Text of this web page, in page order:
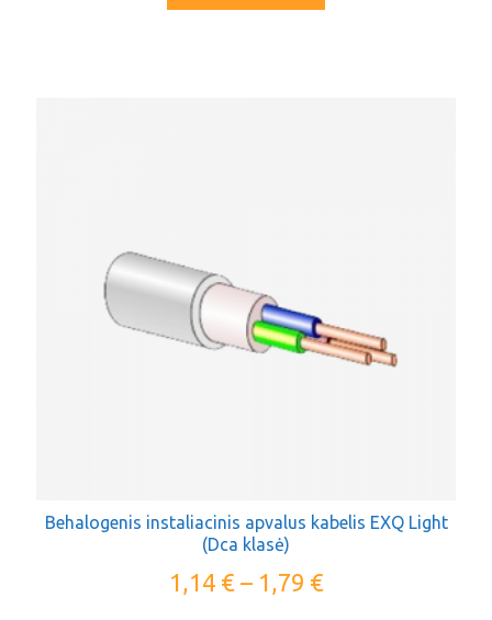
Behalogenis instaliacinis apvalus kabelis EXQ Light
(Dca klasė)
1,14 €– 1,79 €